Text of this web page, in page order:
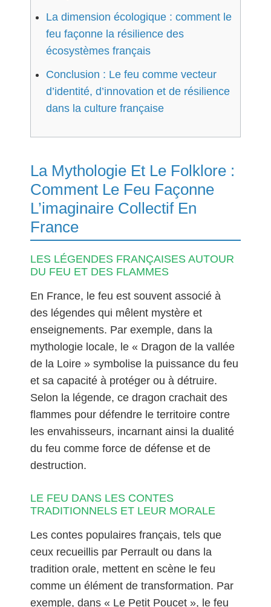
La dimension écologique : comment le
feu façonne la résilience des
écosystèmes français
Conclusion : Le feu comme vecteur
d’identité, d’innovation et de résilience
dans la culture française
La Mythologie Et Le Folklore :
Comment Le Feu Façonne
L’imaginaire Collectif En
France
LES LÉGENDES FRANÇAISES AUTOUR
DU FEU ET DES FLAMMES
En France, le feu est souvent associé à
des légendes qui mêlent mystère et
enseignements. Par exemple, dans la
mythologie locale, le « Dragon de la vallée
de la Loire » symbolise la puissance du feu
et sa capacité à protéger ou à détruire.
Selon la légende, ce dragon crachait des
flammes pour défendre le territoire contre
les envahisseurs, incarnant ainsi la dualité
du feu comme force de défense et de
destruction.
LE FEU DANS LES CONTES
TRADITIONNELS ET LEUR MORALE
Les contes populaires français, tels que
ceux recueillis par Perrault ou dans la
tradition orale, mettent en scène le feu
comme un élément de transformation. Par
exemple, dans « Le Petit Poucet », le feu